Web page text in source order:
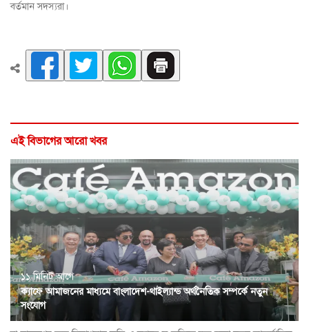
বর্তমান সদস্যরা।
এই বিভাগের আরো খবর
১১ মিনিট আগে
ক্যাফে আমাজনের মাধ্যমে বাংলাদেশ-থাইল্যান্ড অর্থনৈতিক সম্পর্কে নতুন
সংযোগ